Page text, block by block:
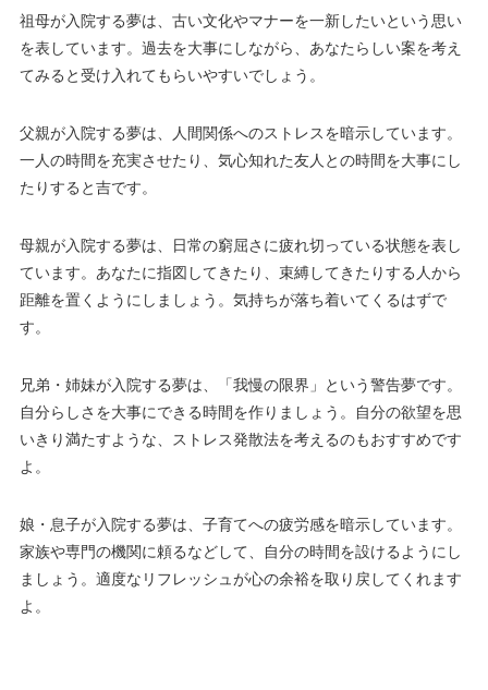
祖母が入院する夢は、古い文化やマナーを一新したいという思い
を表しています。過去を大事にしながら、あなたらしい案を考え
てみると受け入れてもらいやすいでしょう。
父親が入院する夢は、人間関係へのストレスを暗示しています。
一人の時間を充実させたり、気心知れた友人との時間を大事にし
たりすると吉です。
母親が入院する夢は、日常の窮屈さに疲れ切っている状態を表し
ています。あなたに指図してきたり、束縛してきたりする人から
距離を置くようにしましょう。気持ちが落ち着いてくるはずで
す。
兄弟・姉妹が入院する夢は、「我慢の限界」という警告夢です。
自分らしさを大事にできる時間を作りましょう。自分の欲望を思
いきり満たすような、ストレス発散法を考えるのもおすすめです
よ。
娘・息子が入院する夢は、子育てへの疲労感を暗示しています。
家族や専門の機関に頼るなどして、自分の時間を設けるようにし
ましょう。適度なリフレッシュが心の余裕を取り戻してくれます
よ。